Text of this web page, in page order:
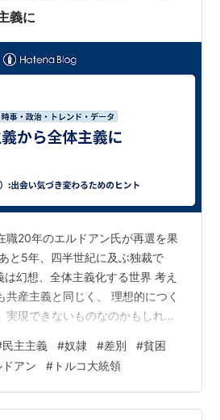
た島根1区でも苦戦を強いられて
義に
職20年のエルドアン氏が再選を果
と5年、四半世紀に及ぶ独裁で
幻想、全体主義化する世界 考え
共産主義と同じく、 理想的につく
実現できないものなのかもしれま
されていないのです。 朝鮮民主
称の一人歩き、です。 どこもか
だけで、 自分たち仲間グループ独
だいたい、トップがその任期を延
民主主義 #奴隷 #差別 #貧困
ドアン # トルコ大統領